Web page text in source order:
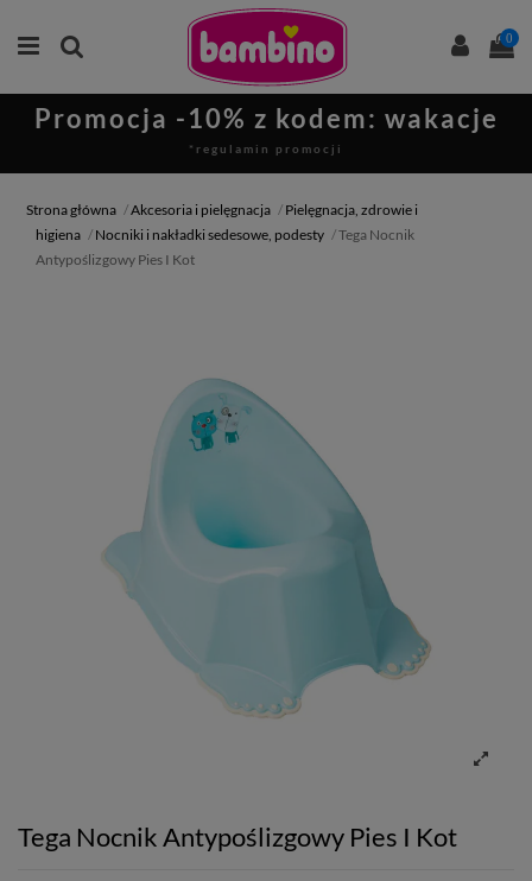
0
Promocja -10% z kodem: wakacje
*regulamin promocji
Strona główna Akcesoria i pielęgnacja
Pielęgnacja, zdrowie i
higiena
Nocniki i nakładki sedesowe, podesty
Tega Nocnik
Antypoślizgowy Pies I Kot
Tega Nocnik Antypoślizgowy Pies I Kot